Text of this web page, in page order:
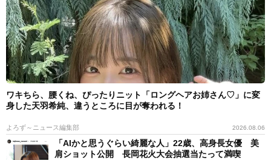
ワキちら、腰くね、ぴったりニット「ロングヘアお姉さん♡」に変
身した天羽希純、違うところに目が奪われる！
よろず～ニュース編集部 2026.08.06
「AIかと思うぐらい綺麗な人」22歳、高身長女優 美
肩ショット公開 長岡花火大会抽選当たって満喫